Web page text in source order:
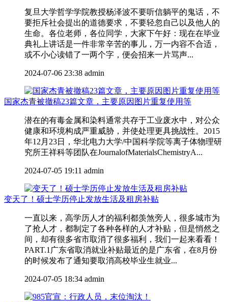
复旦大学哲学学院教授杨泽波不要听信躺平的鬼话，不
要拒斥社会提出的道德要求，不要轻忽自己以及他人的
生命。各位老师，各位同学，大家下午好：现在在毕业
典礼上讲话是一件非常辛苦的事儿，万一内容不合适，
或不小心读错了一两个字，便会招来一片骂声...
2024-07-06 23:38 admin
国家杰青被撤稿23篇文章，主要原因图片重复使用等
潜在的有毒金属和染料通常共存于工业废水中，对公众
健康和环境构成严重威胁，并使处理更具挑战性。2015
年12月23日，华北电力大学/中国科学院等离子体物理研
究所王祥科等团队在JournalofMaterialsChemistryA...
2024-07-05 19:11 admin
变天了！硕士学历停止发放生活及租房补贴
一直以来，高学历人才的福利都羡煞旁人，很多城市为
了抢人才，都制定了各种各样的人才补贴，但是悄然之
间，却有很多省市取消了很多福利，我们一起来看看！
PART.1广东省取消就业补贴最近的是广东省，在8月份
的时候发布了通知要取消高校毕业生就业...
2024-07-05 18:34 admin